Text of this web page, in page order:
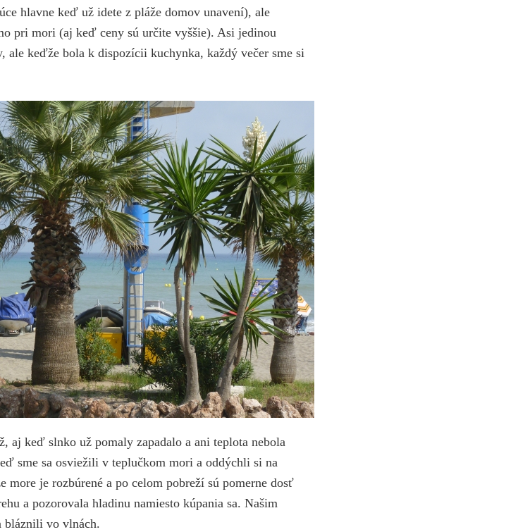
hlavne keď už idete z pláže domov unavení), ale
pri mori (aj keď ceny sú určite vyššie). Asi jedinou
ale keďže bola k dispozícii kuchynka, každý večer sme si
aj keď slnko už pomaly zapadalo a ani teplota nebola
sme sa osviežili v teplučkom mori a oddýchli si na
je rozbúrené a po celom pobreží sú pomerne dosť
a pozorovala hladinu namiesto kúpania sa. Našim
bláznili vo vlnách.